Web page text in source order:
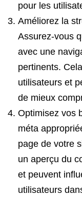
pour les
Améliorez la
Assurez-vous
avec une
pertinents.
utilisateurs et
de mieux
Optimisez vos
méta
page de votre
un aperçu du
et peuvent
utilisateurs